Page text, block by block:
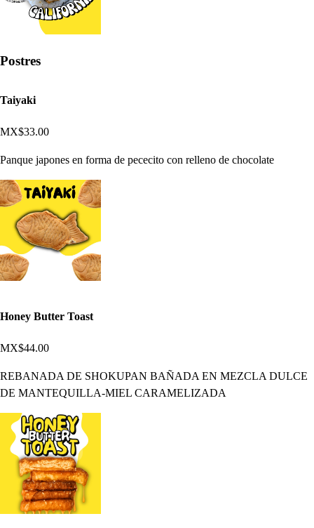
Postres
Taiyaki
MX$33.00
Panque japones en forma de pececito con relleno de chocolate
Honey Butter Toast
MX$44.00
REBANADA DE SHOKUPAN BAÑADA EN MEZCLA DULCE
DE MANTEQUILLA-MIEL CARAMELIZADA